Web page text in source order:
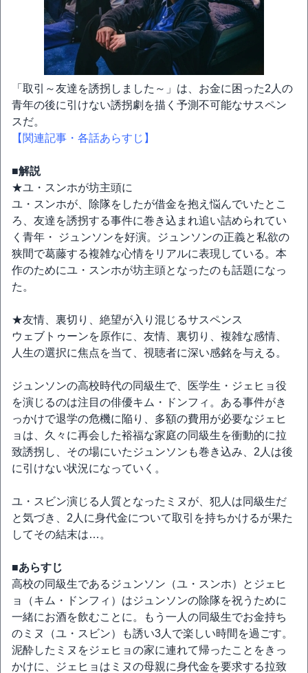
「取引～友達を誘拐しました～」は、お金に困った2人の
青年の後に引けない誘拐劇を描く予測不可能なサスペン
スだ。
【関連記事・各話あらすじ】
■解説
★ユ・スンホが坊主頭に
ユ・スンホが、除隊をしたが借金を抱え悩んでいたとこ
ろ、友達を誘拐する事件に巻き込まれ追い詰められてい
く青年・ ジュンソンを好演。ジュンソンの正義と私欲の
狭間で葛藤する複雑な心情をリアルに表現している。本
作のためにユ・スンホが坊主頭となったのも話題になっ
た。
★友情、裏切り、絶望が入り混じるサスペンス
ウェブトゥーンを原作に、友情、裏切り、複雑な感情、
人生の選択に焦点を当て、視聴者に深い感銘を与える。
ジュンソンの高校時代の同級生で、医学生・ジェヒョ役
を演じるのは注目の俳優キム・ドンフィ。ある事件がき
っかけで退学の危機に陥り、多額の費用が必要なジェヒ
ョは、久々に再会した裕福な家庭の同級生を衝動的に拉
致誘拐し、その場にいたジュンソンも巻き込み、2人は後
に引けない状況になっていく。
ユ・スビン演じる人質となったミヌが、犯人は同級生だ
と気づき、2人に身代金について取引を持ちかけるが果た
してその結末は…。
■あらすじ
高校の同級生であるジュンソン（ユ・スンホ）とジェヒ
ョ（キム・ドンフィ）はジュンソンの除隊を祝うために
一緒にお酒を飲むことに。もう一人の同級生でお金持ち
のミヌ（ユ・スビン）も誘い3人で楽しい時間を過ごす。
泥酔したミヌをジェヒョの家に連れて帰ったことをきっ
かけに、ジェヒョはミヌの母親に身代金を要求する拉致